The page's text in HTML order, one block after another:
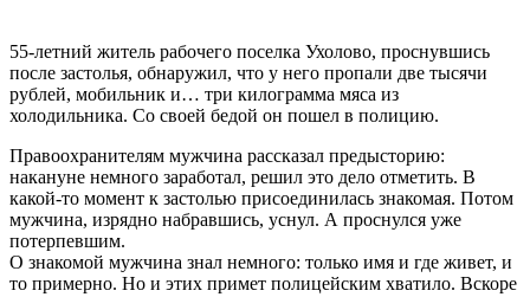
55-летний житель рабочего поселка Ухолово, проснувшись
после застолья, обнаружил, что у него пропали две тысячи
рублей, мобильник и… три килограмма мяса из
холодильника. Со своей бедой он пошел в полицию.
Правоохранителям мужчина рассказал предысторию:
накануне немного заработал, решил это дело отметить. В
какой-то момент к застолью присоединилась знакомая. Потом
мужчина, изрядно набравшись, уснул. А проснулся уже
потерпевшим.
О знакомой мужчина знал немного: только имя и где живет, и
то примерно. Но и этих примет полицейским хватило. Вскоре